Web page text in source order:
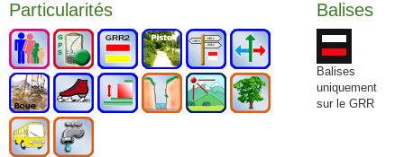
Particularités Balises
Balises
uniquement
sur le GRR